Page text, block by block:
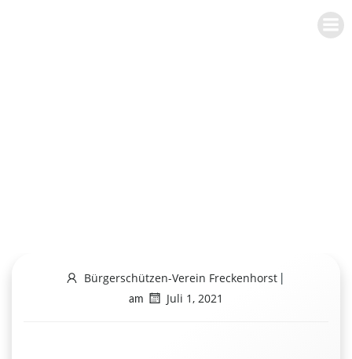
Bürgerschützen-Verein Freckenhorst
am
Juli 1, 2021